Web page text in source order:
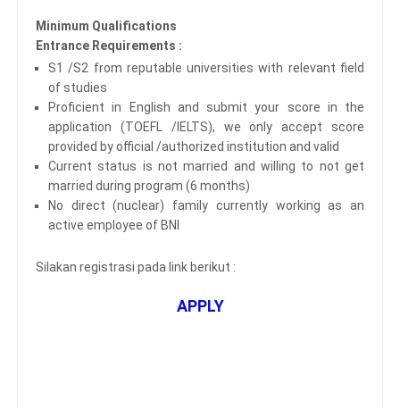
Minimum Qualifications
Entrance Requirements :
S1 /S2 from reputable universities with relevant field
of studies
Proficient in English and submit your score in the
application (TOEFL /IELTS), we only accept score
provided by official /authorized institution and valid
Current status is not married and willing to not get
married during program (6 months)
No direct (nuclear) family currently working as an
active employee of BNI
Silakan registrasi pada link berikut :
APPLY